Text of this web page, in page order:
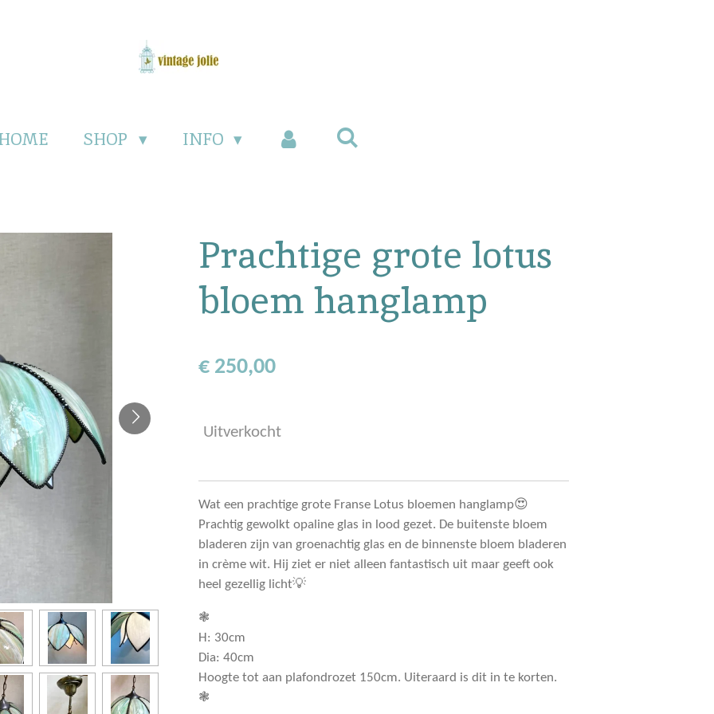
SHOP INFO
Prachtige grote lotus
bloem hanglamp
€ 250,00
Uitverkocht
Wat een prachtige grote Franse Lotus bloemen hanglamp😍
Prachtig gewolkt opaline glas in lood gezet. De buitenste bloem
bladeren zijn van groenachtig glas en de binnenste bloem bladeren
in crème wit. Hij ziet er niet alleen fantastisch uit maar geeft ook
heel gezellig licht💡
❃
H: 30cm
Dia: 40cm
Hoogte tot aan plafondrozet 150cm. Uiteraard is dit in te korten.
❃